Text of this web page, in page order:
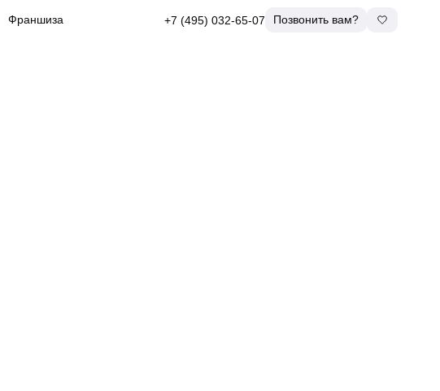
Франшиза +7 (495) 032-65-07 Позвонить вам?